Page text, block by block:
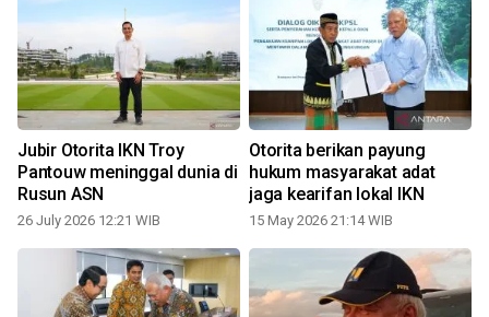
Jubir Otorita IKN Troy
Pantouw meninggal dunia di
Rusun ASN
26 July 2026 12:21 WIB
Otorita berikan payung
hukum masyarakat adat
jaga kearifan lokal IKN
15 May 2026 21:14 WIB